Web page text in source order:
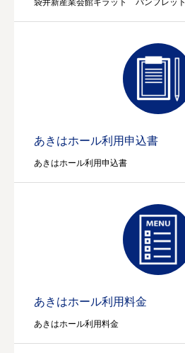
袋井新産業会館キラット パンフレット
あきはホール利用申込書
あきはホール利用申込書
あきはホール利用料金
あきはホール利用料金